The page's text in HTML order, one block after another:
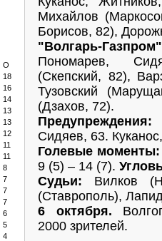
О
18
16
14
13
13
12
11
11
8
7
7
7
6
5
4
Михайлов
Борисов, 82),
"Волгарь-
Пономарев,
(Скепский, 82),
Тузовский
(Дзахов, 72).
Предупреждения:
Сидяев, 63.
Голевые моменты:
9 (5) – 14 (7).
Судьи: Вилков
(Ставрополь),
6 октября.
2000 зрителей.